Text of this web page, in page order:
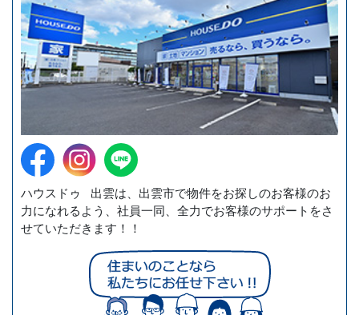
ハウスドゥ 出雲は、出雲市で物件をお探しのお客様のお
力になれるよう、社員一同、全力でお客様のサポートをさ
せていただきます！！